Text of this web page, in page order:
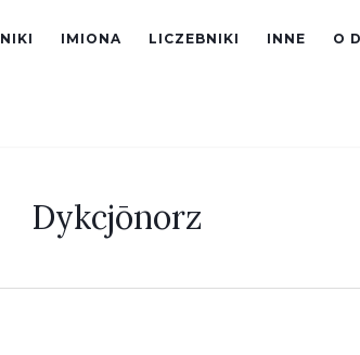
IMIONA LICZEBNIKI INNE O
Dykcjōnorz